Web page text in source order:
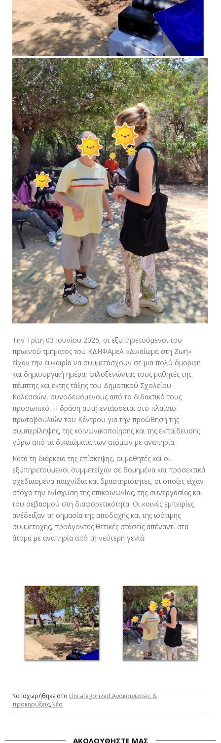
Την Τρίτη 03 Ιουνίου 2025, οι εξυπηρετούμενοι του
πρωινού τμήματος του ΚΔΗΦΑμεΑ «Δικαίωμα στη Ζωή»
είχαν την ευκαιρία να συμμετάσχουν σε μια πολύ όμορφη
και δημιουργική ημέρα, φιλοξενώντας τους μαθητές της
πέμπτης και έκτης τάξης του Δημοτικού Σχολείου
Καλεσσών, συνοδευόμενους από το διδακτικό τους
προσωπικό. Η δράση αυτή εντάσσεται στο πλαίσιο
πρωτοβουλιών του Κέντρου για την προώθηση της
συμπερίληψης, της κοινωνικοποίησης και της εκπαίδευσης
γύρω από τα δικαιώματα των ατόμων με αναπηρία.
Κατά τη διάρκεια της επίσκεψης, οι μαθητές και οι
εξυπηρετούμενοι συμμετείχαν σε δομημένα και προσεκτικά
σχεδιασμένα παιχνίδια και δραστηριότητες, οι οποίες είχαν
στόχο την ενίσχυση της επικοινωνίας, της συνεργασίας και
του σεβασμού στη διαφορετικότητα. Οι κοινές εμπειρίες
ανέδειξαν τη σημασία της αποδοχής και της ισότιμης
συμμετοχής, προάγοντας θετικές στάσεις απέναντι στα
άτομα με αναπηρία από τη νεότερη γενιά.
Καταχωρήθηκε στο Uncategorized,Ανακοινώσεις &
προκηρύξεις,Νέα
ΑΚΟΛΟΥΘΉΣΤΕ ΜΑΣ